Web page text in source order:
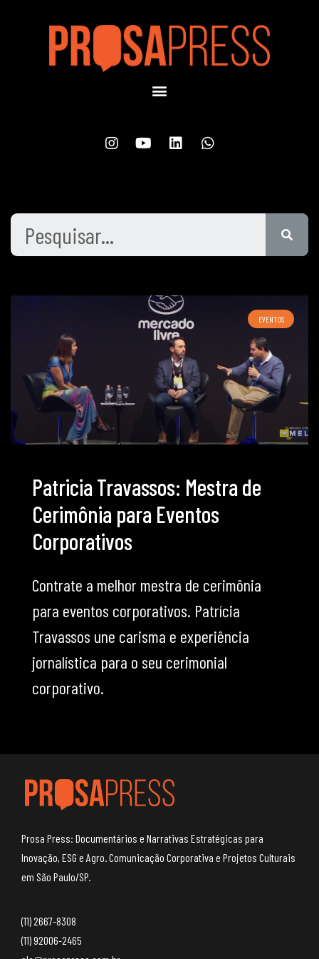
EVENTOS
Patricia Travassos: Mestra de
Cerimônia para Eventos
Corporativos
Contrate a melhor mestra de cerimônia
para eventos corporativos. Patrícia
Travassos une carisma e experiência
jornalística para o seu cerimonial
corporativo.
Prosa Press: Documentários e Narrativas Estratégicas para
Inovação, ESG e Agro. Comunicação Corporativa e Projetos Culturais
em São Paulo/SP.
(11) 2667-8308
(11) 92006-2465